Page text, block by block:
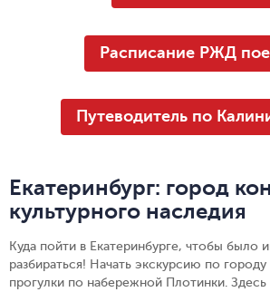
Расписание РЖД
Путеводитель по
Екатеринбург: город
культурного наследия
Куда пойти в Екатеринбурге, чтобы было
разбираться! Начать экскурсию по
прогулки по набережной Плотинки.